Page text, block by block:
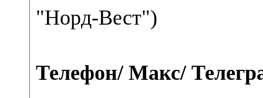
"Норд-Вест")
Телефон/ Макс/